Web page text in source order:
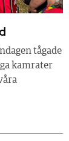
tågade
kamrater